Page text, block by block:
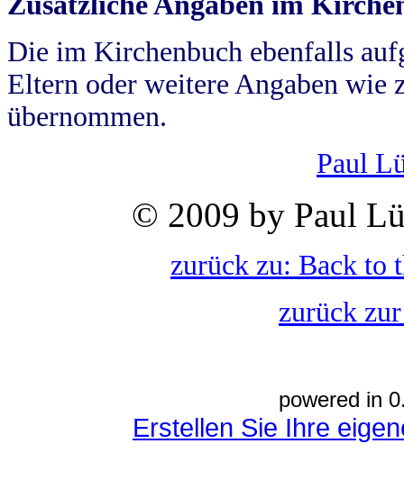
Die im Kirchenbuch ebenfalls
Eltern oder weitere Angaben wie
übernommen.
Paul
© 2009 by Paul
zurück zu: Back to
zurück
powered in
Erstellen Sie Ihre